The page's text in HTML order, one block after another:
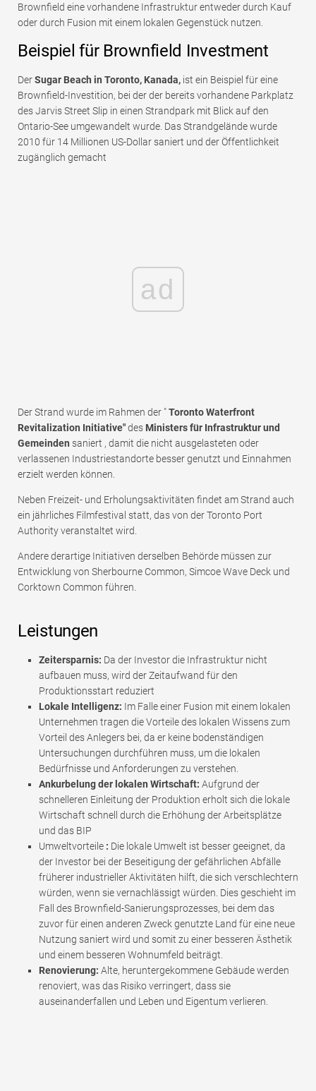
Brownfield eine vorhandene Infrastruktur entweder durch Kauf
oder durch Fusion mit einem lokalen Gegenstück nutzen.
Beispiel für Brownfield Investment
DerSugar Beach in Toronto, Kanada, ist ein Beispiel für eine
Brownfield-Investition, bei der der bereits vorhandene Parkplatz
des Jarvis Street Slip in einen Strandpark mit Blick auf den
Ontario-See umgewandelt wurde. Das Strandgelände wurde
2010 für 14 Millionen US-Dollar saniert und der Öffentlichkeit
zugänglich gemacht
ad
Der Strand wurde im Rahmen der "Toronto Waterfront
Revitalization Initiative"des Ministers für Infrastruktur und
Gemeinden saniert , damit die nicht ausgelasteten oder
verlassenen Industriestandorte besser genutzt und Einnahmen
erzielt werden können.
Neben Freizeit- und Erholungsaktivitäten findet am Strand auch
ein jährliches Filmfestival statt, das von der Toronto Port
Authority veranstaltet wird.
Andere derartige Initiativen derselben Behörde müssen zur
Entwicklung von Sherbourne Common, Simcoe Wave Deck und
Corktown Common führen.
Leistungen
Zeitersparnis: Da der Investor die Infrastruktur nicht
aufbauen muss, wird der Zeitaufwand für den
Produktionsstart reduziert
Lokale Intelligenz: Im Falle einer Fusion mit einem lokalen
Unternehmen tragen die Vorteile des lokalen Wissens zum
Vorteil des Anlegers bei, da er keine bodenständigen
Untersuchungen durchführen muss, um die lokalen
Bedürfnisse und Anforderungen zu verstehen.
Ankurbelung der lokalen Wirtschaft: Aufgrund der
schnelleren Einleitung der Produktion erholt sich die lokale
Wirtschaft schnell durch die Erhöhung der Arbeitsplätze
und das BIP
Umweltvorteile : Die lokale Umwelt ist besser geeignet, da
der Investor bei der Beseitigung der gefährlichen Abfälle
früherer industrieller Aktivitäten hilft, die sich verschlechtern
würden, wenn sie vernachlässigt würden. Dies geschieht im
Fall des Brownfield-Sanierungsprozesses, bei dem das
zuvor für einen anderen Zweck genutzte Land für eine neue
Nutzung saniert wird und somit zu einer besseren Ästhetik
und einem besseren Wohnumfeld beiträgt.
Renovierung: Alte, heruntergekommene Gebäude werden
renoviert, was das Risiko verringert, dass sie
auseinanderfallen und Leben und Eigentum verlieren.